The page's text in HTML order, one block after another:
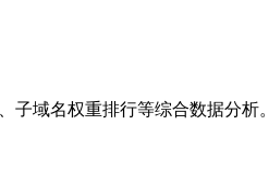
域名权重排行等综合数据分析。